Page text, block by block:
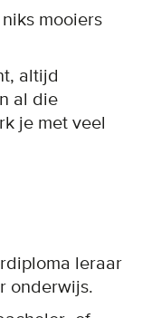
mooiers
altijd
al die
je met veel
leraar
onderwijs.